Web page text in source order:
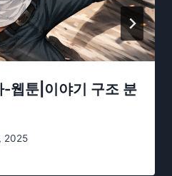
웹툰|이야기 구조 분
2025